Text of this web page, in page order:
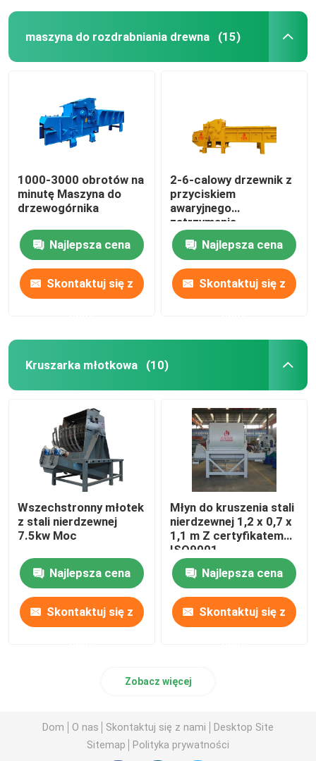
maszyna do rozdrabniania drewna (15)
1000-3000 obrotów na
minutę Maszyna do
drzewogórnika
Najlepsza cena
Skontaktuj się z
2-6-calowy drzewnik z
przyciskiem
awaryjnego
zatrzymania
Najlepsza cena
Skontaktuj się z
Kruszarka młotkowa (10)
Wszechstronny młotek
z stali nierdzewnej
7.5kw Moc
Najlepsza cena
Skontaktuj się z
Młyn do kruszenia stali
nierdzewnej 1,2 x 0,7 x
1,1 m Z certyfikatem
ISO9001
Najlepsza cena
Skontaktuj się z
Zobacz więcej
Dom O nas Skontaktuj się z nami
Desktop Site
Sitemap
Polityka prywatności